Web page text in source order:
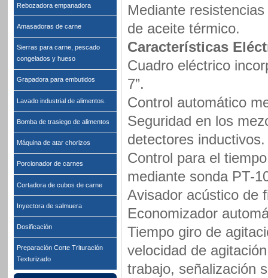
Rebozadora empanadora
Amasadoras de carne
Sierras para carne, pescado
congelados y hueso
Grapadora para embutidos
Lavado industrial de alimentos.
Bomba de trasiego de alimentos
Máquina de atar chorizos
Porcionador de carnes
Cortadora de cubos de carne
Inyectora de salmuera
Dosificación
Preparación Corte Trituración
Texturizado
Mediante
de aceite térmico.
Características
Cuadro eléctrico
7”.
Control automático
Seguridad en los
detectores inductivos.
Control para el
mediante sonda PT-
Avisador acústico de
Economizador
Tiempo giro de
velocidad de
trabajo, señalización